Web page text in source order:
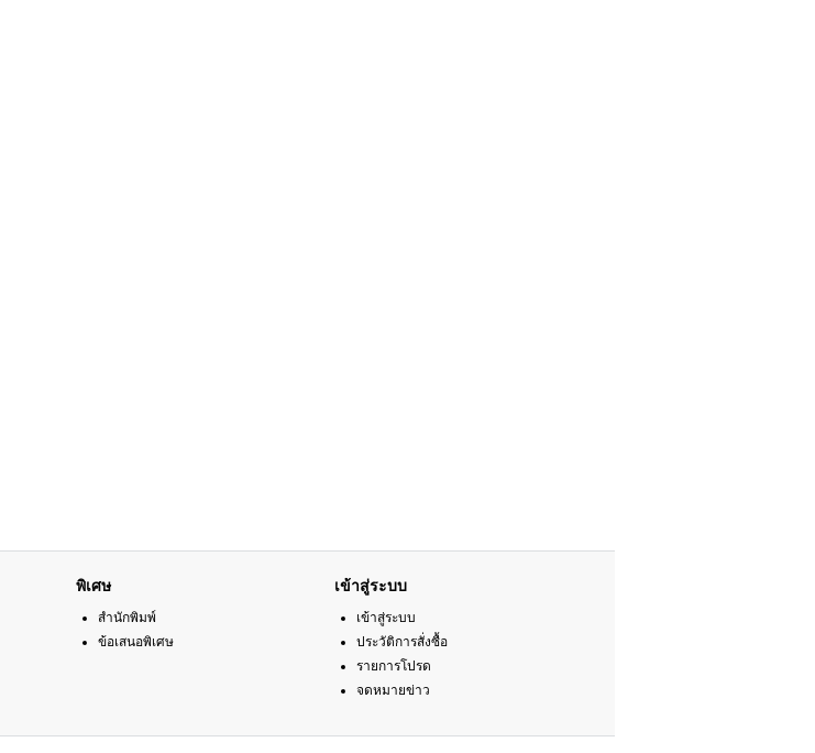
พิเศษ
สำนักพิมพ์
ข้อเสนอพิเศษ
เข้าสู่ระบบ
เข้าสู่ระบบ
ประวัติการสั่งซื้อ
รายการโปรด
จดหมายข่าว